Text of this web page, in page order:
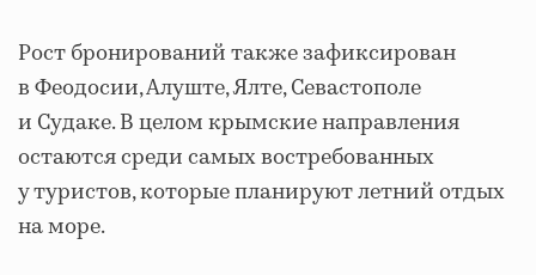
Рост бронирований также зафиксирован
в Феодосии, Алуште, Ялте, Севастополе
и Судаке. В целом крымские направления
остаются среди самых востребованных
у туристов, которые планируют летний отдых
на море.